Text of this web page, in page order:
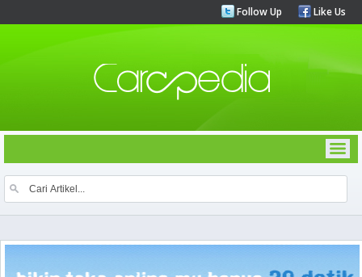
Follow Up Like Us